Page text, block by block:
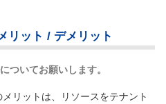
リット / デメリット
ついてお願いします。
リットは、リソースをテナント